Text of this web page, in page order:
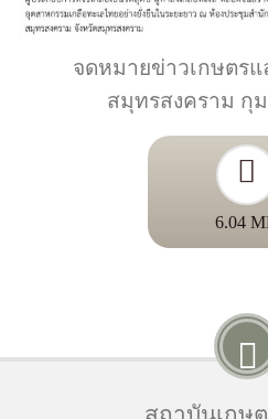
จดหมายข่าวเกษตร
สมุทรสงคราม กุ
6.04
สถาบันเกษ